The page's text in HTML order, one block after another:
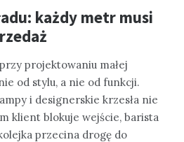
każdy metr musi
projektowaniu małej
od stylu, a nie od funkcji.
i designerskie krzesła nie
klient blokuje wejście, barista
przecina drogę do